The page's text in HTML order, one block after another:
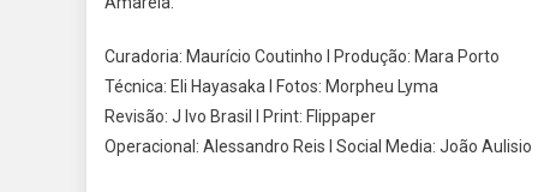
Curadoria: Maurício Coutinho I Produção: Mara Porto
Técnica: Eli Hayasaka I Fotos: Morpheu Lyma
Revisão: J Ivo Brasil I Print: Flippaper
Operacional: Alessandro Reis I Social Media: João Aulisio